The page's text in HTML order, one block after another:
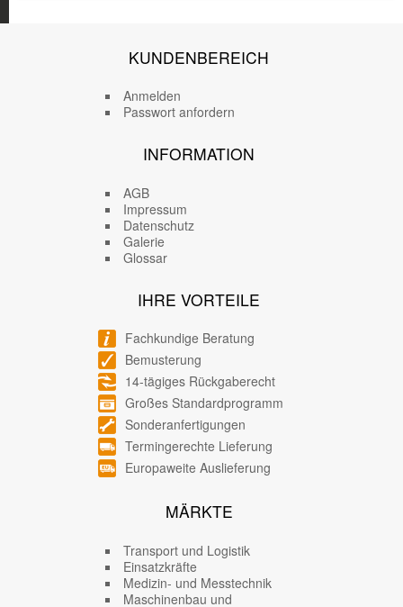
KUNDENBEREICH
Anmelden
Passwort anfordern
INFORMATION
AGB
Impressum
Datenschutz
Galerie
Glossar
IHRE VORTEILE
Fachkundige Beratung
Bemusterung
14-tägiges Rückgaberecht
Großes Standardprogramm
Sonderanfertigungen
Termingerechte Lieferung
Europaweite Auslieferung
MÄRKTE
Transport und Logistik
Einsatzkräfte
Medizin- und Messtechnik
Maschinenbau und